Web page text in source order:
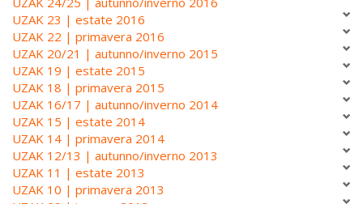
UZAK 23 | estate 2016
UZAK 22 | primavera 2016
UZAK 20/21 | autunno/inverno 2015
UZAK 19 | estate 2015
UZAK 18 | primavera 2015
UZAK 16/17 | autunno/inverno 2014
UZAK 15 | estate 2014
UZAK 14 | primavera 2014
UZAK 12/13 | autunno/inverno 2013
UZAK 11 | estate 2013
UZAK 10 | primavera 2013